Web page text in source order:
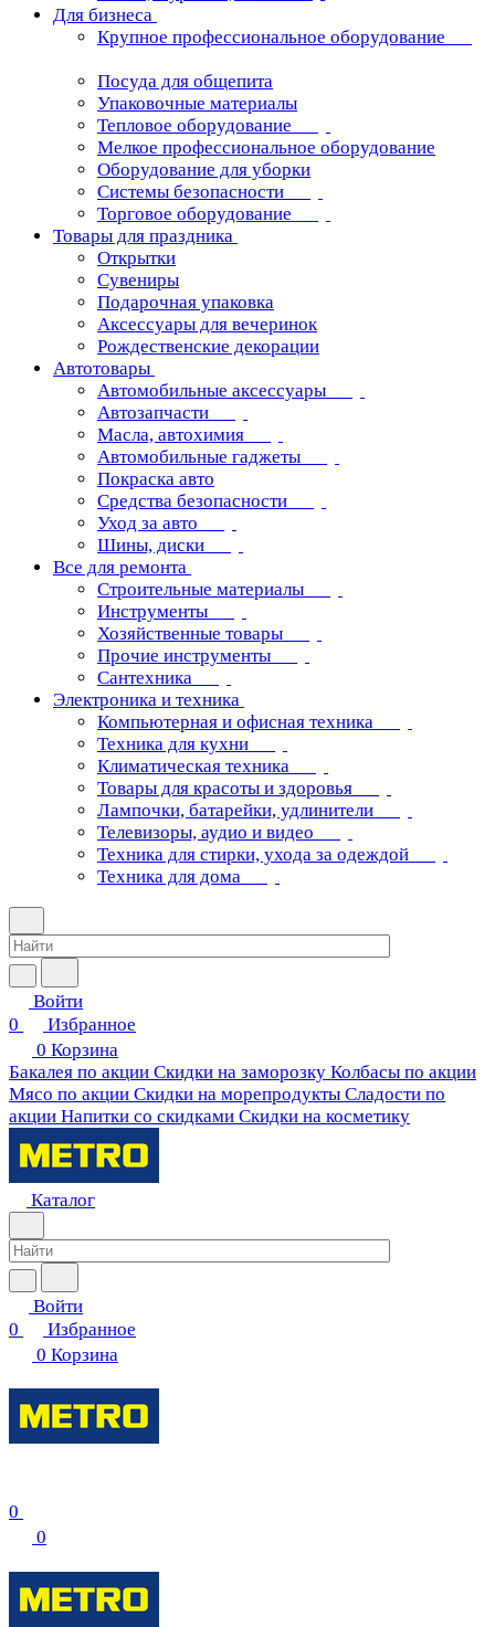
Для бизнеса
Крупное профессиональное оборудование
Посуда для общепита
Упаковочные материалы
Тепловое оборудование
Мелкое профессиональное оборудование
Оборудование для уборки
Системы безопасности
Торговое оборудование
Товары для праздника
Открытки
Сувениры
Подарочная упаковка
Аксессуары для вечеринок
Рождественские декорации
Автотовары
Автомобильные аксессуары
Автозапчасти
Масла, автохимия
Автомобильные гаджеты
Покраска авто
Средства безопасности
Уход за авто
Шины, диски
Все для ремонта
Строительные материалы
Инструменты
Хозяйственные товары
Прочие инструменты
Сантехника
Электроника и техника
Компьютерная и офисная техника
Техника для кухни
Климатическая техника
Товары для красоты и здоровья
Лампочки, батарейки, удлинители
Телевизоры, аудио и видео
Техника для стирки, ухода за одеждой
Техника для дома
Войти
0
Избранное
0 Корзина
Бакалея по акции Скидки на заморозку Колбасы по акции
Мясо по акции Скидки на морепродукты Сладости по
акции Напитки со скидками Скидки на косметику
Каталог
Войти
0
Избранное
0 Корзина
0
0